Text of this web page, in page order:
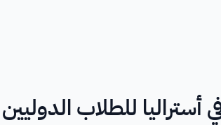
للطلاب الدوليين